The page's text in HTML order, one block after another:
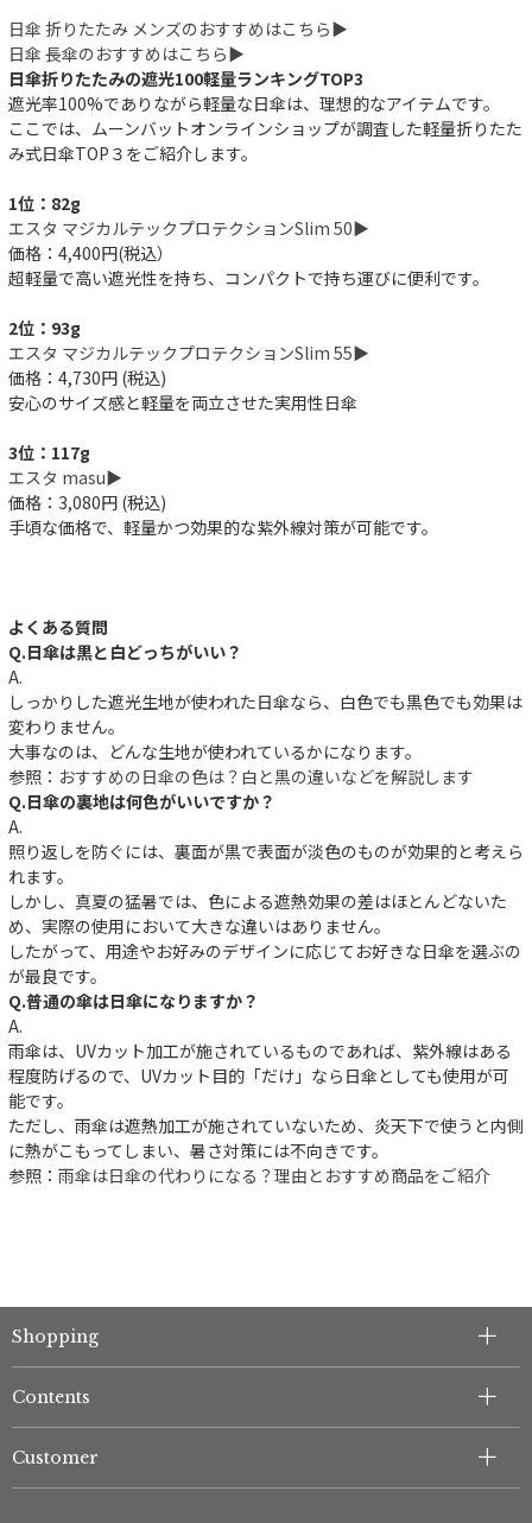
件
日傘 折りたたみ メンズのおすすめはこちら▶︎
日傘 長傘のおすすめはこちら▶︎
日傘折りたたみの遮光100軽量ランキングTOP3
遮光率100%でありながら軽量な日傘は、理想的なアイテムです。
ここでは、ムーンバットオンラインショップが調査した軽量折りたた
み式日傘TOP３をご紹介します。
1位：82g
エスタ マジカルテックプロテクションSlim 50▶︎
価格：4,400円(税込）
超軽量で高い遮光性を持ち、コンパクトで持ち運びに便利です。
2位：93g
エスタ マジカルテックプロテクションSlim 55▶︎
価格：4,730円 (税込)
安心のサイズ感と軽量を両立させた実用性日傘
3位：117g
エスタ masu▶︎
価格：3,080円 (税込)
手頃な価格で、軽量かつ効果的な紫外線対策が可能です。
よくある質問
Q.日傘は黒と白どっちがいい？
A.
しっかりした遮光生地が使われた日傘なら、白色でも黒色でも効果は
変わりません。
大事なのは、どんな生地が使われているかになります。
参照： おすすめの日傘の色は？白と黒の違いなどを解説します
Q.日傘の裏地は何色がいいですか？
A.
照り返しを防ぐには、裏面が黒で表面が淡色のものが効果的と考えら
れます。
しかし、真夏の猛暑では、色による遮熱効果の差はほとんどないた
め、実際の使用において大きな違いはありません。
したがって、用途やお好みのデザインに応じてお好きな日傘を選ぶの
が最良です。
Q.普通の傘は日傘になりますか？
A.
雨傘は、UVカット加工が施されているものであれば、紫外線はある
程度防げるので、UVカット目的「だけ」なら日傘としても使用が可
能です。
ただし、雨傘は遮熱加工が施されていないため、炎天下で使うと内側
に熱がこもってしまい、暑さ対策には不向きです。
参照： 雨傘は日傘の代わりになる？理由とおすすめ商品をご紹介
Shopping
Contents
Customer